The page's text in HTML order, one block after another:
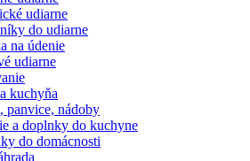
udiarne
do udiarne
na údenie
udiarne
kuchyňa
panvice, nádoby
a doplnky do kuchyne
do domácnosti